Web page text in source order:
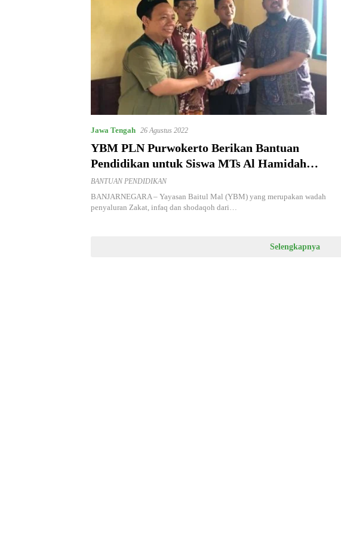
Jawa Tengah 26 Agustus 2022
YBM PLN Purwokerto Berikan Bantuan
Pendidikan untuk Siswa MTs Al Hamidah
Banjarnegara
BANTUAN PENDIDIKAN
BANJARNEGARA – Yayasan Baitul Mal (YBM) yang merupakan wadah
penyaluran Zakat, infaq dan shodaqoh dari…
Selengkapnya